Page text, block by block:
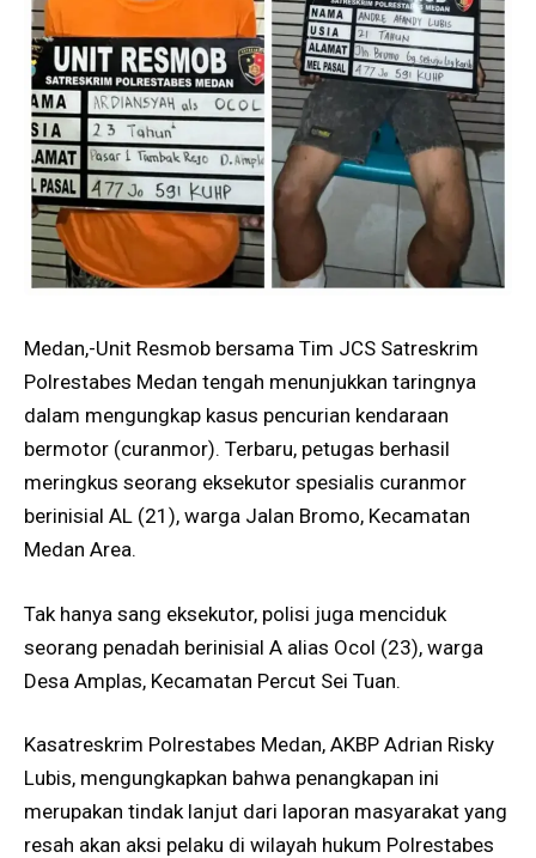
Medan,-Unit Resmob bersama Tim JCS Satreskrim
Polrestabes Medan tengah menunjukkan taringnya
dalam mengungkap kasus pencurian kendaraan
bermotor (curanmor). Terbaru, petugas berhasil
meringkus seorang eksekutor spesialis curanmor
berinisial AL (21), warga Jalan Bromo, Kecamatan
Medan Area.
Tak hanya sang eksekutor, polisi juga menciduk
seorang penadah berinisial A alias Ocol (23), warga
Desa Amplas, Kecamatan Percut Sei Tuan.
Kasatreskrim Polrestabes Medan, AKBP Adrian Risky
Lubis, mengungkapkan bahwa penangkapan ini
merupakan tindak lanjut dari laporan masyarakat yang
resah akan aksi pelaku di wilayah hukum Polrestabes